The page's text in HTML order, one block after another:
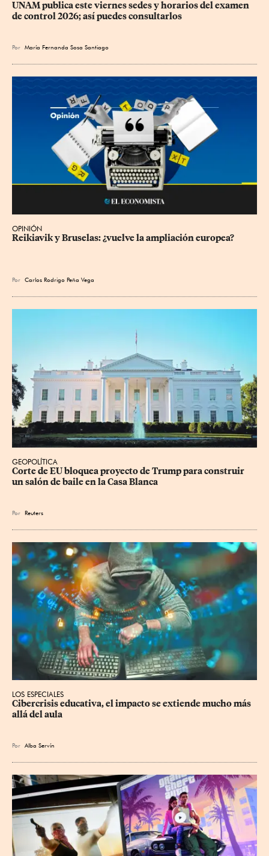
UNAM publica este viernes sedes y horarios del examen
de control 2026; así puedes consultarlos
Por María Fernanda Sosa Santiago
OPINIÓN
Reikiavik y Bruselas: ¿vuelve la ampliación europea?
Por Carlos Rodrigo Peña Vega
GEOPOLÍTICA
Corte de EU bloquea proyecto de Trump para construir
un salón de baile en la Casa Blanca
Por Reuters
LOS ESPECIALES
Cibercrisis educativa, el impacto se extiende mucho más
allá del aula
Por Alba Servín